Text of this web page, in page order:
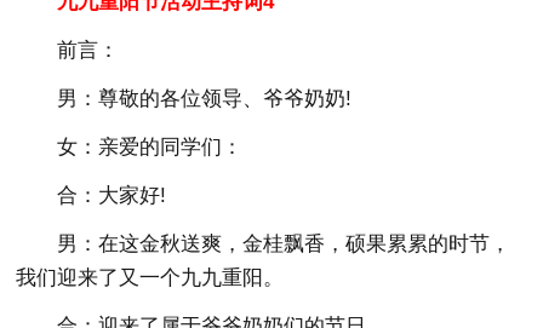
前言：
男：尊敬的各位领导、爷爷奶奶!
女：亲爱的同学们：
合：大家好!
男：在这金秋送爽，金桂飘香，硕果累累的时节，
我们迎来了又一个九九重阳。